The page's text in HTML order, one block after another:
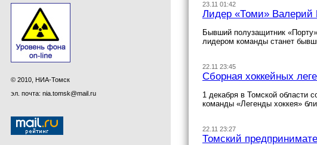
© 2010, НИА-Томск
эл. почта: nia.tomsk@mail.ru
23.11 01:42
Лидер «Томи» Валерий
Бывший полузащитник
лидером команды станет
22.11 23:45
Сборная хоккейных
1 декабря в Томской области
команды «Легенды хоккея»
22.11 23:27
Томский